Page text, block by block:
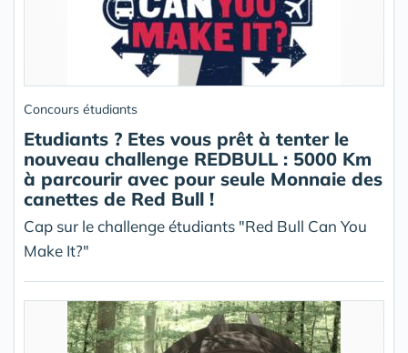
Concours étudiants
Etudiants ? Etes vous prêt à tenter le
nouveau challenge REDBULL : 5000 Km
à parcourir avec pour seule Monnaie des
canettes de Red Bull !
Cap sur le challenge étudiants "Red Bull Can You
Make It?"